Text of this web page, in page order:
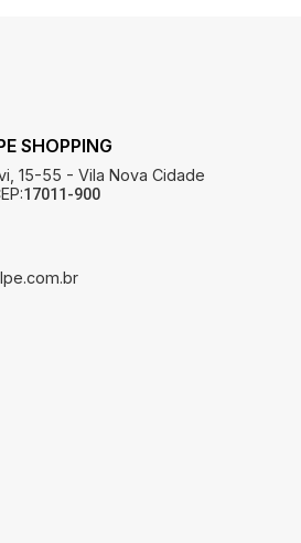
SHOPPING
15-55 - Vila Nova Cidade
17011-900